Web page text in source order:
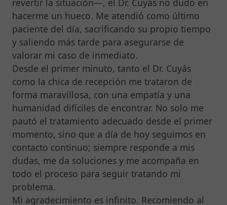
revertir la situación—, el Dr. Cuyás no dudó en
hacerme un hueco. Me atendió como último
paciente del día, sacrificando su propio tiempo
y saliendo más tarde para asegurarse de
valorar mi caso de inmediato.
Desde el primer minuto, tanto el Dr. Cuyás
como la chica de recepción me trataron de
forma maravillosa, con una empatía y una
humanidad difíciles de encontrar. No solo me
pautó el tratamiento adecuado desde el primer
momento, sino que a día de hoy seguimos en
contacto continuo; siempre responde a mis
dudas, me da soluciones y me acompaña en
todo el proceso para seguir tratando mi
problema.
Mi agradecimiento es infinito. Recomiendo al